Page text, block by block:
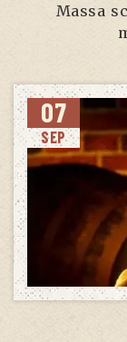
Massa
07
SEP